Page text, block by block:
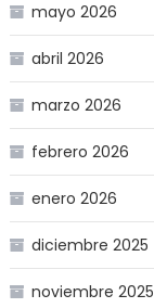
mayo 2026
abril 2026
marzo 2026
febrero 2026
enero 2026
diciembre 2025
noviembre 2025